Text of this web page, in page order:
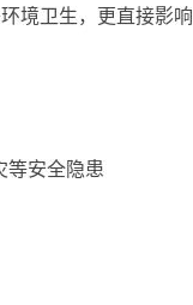
境卫生，更直接影响
等安全隐患